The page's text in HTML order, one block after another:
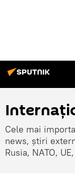
Cele mai
news, știri
Rusia, NATO,